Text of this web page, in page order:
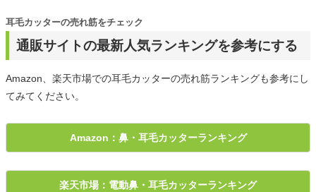
通販サイトの最新人気ランキングを参考にする
耳毛カッターの売れ筋をチェック
Amazon、楽天市場での耳毛カッターの売れ筋ランキングも参考にし
てみてください。
Amazon：鼻・耳毛カッターランキング
楽天市場：電動鼻・耳毛カッターランキング